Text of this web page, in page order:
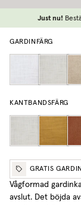
Just nu!
GARDINFÄRG
KANTBANDSFÄRG
GRATIS
Vågformad
avslut. Det böjda